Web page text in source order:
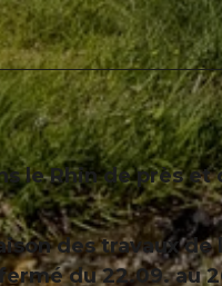
le Rhin de près et
des travaux
du 22.09. au